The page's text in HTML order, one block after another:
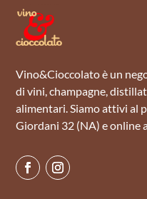
Vino&Cioccolato è un
di vini, champagne,
alimentari. Siamo attivi al
Giordani 32 (NA) e online